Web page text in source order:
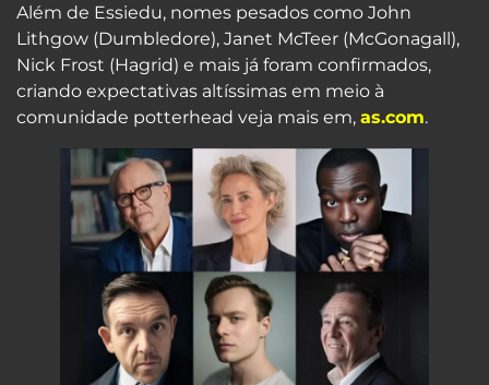
Além de Essiedu, nomes pesados como John
Lithgow (Dumbledore), Janet McTeer (McGonagall),
Nick Frost (Hagrid) e mais já foram confirmados,
criando expectativas altíssimas em meio à
comunidade potterhead veja mais em, as.com.